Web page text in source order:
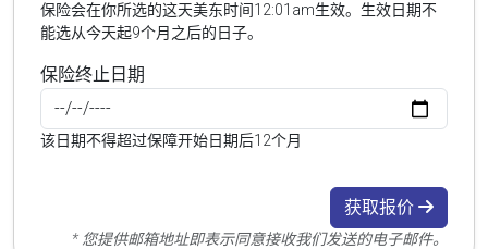
保险会在你所选的这天美东时间12:01am生效。生效日期不
能选从今天起9个月之后的日子。
保险终止日期
该日期不得超过保障开始日期后12个月
获取报价
* 您提供邮箱地址即表示同意接收我们发送的电子邮件。